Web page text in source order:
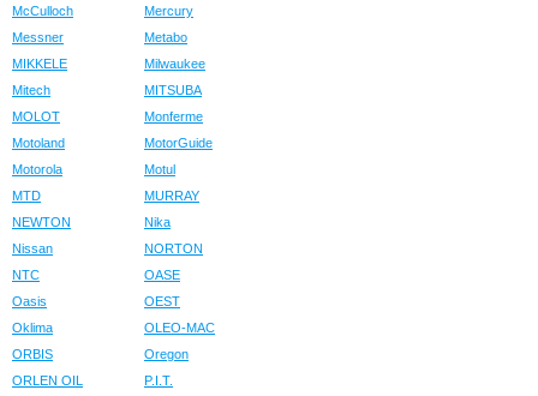
McCulloch
Mercury
Messner
Metabo
MIKKELE
Milwaukee
Mitech
MITSUBA
MOLOT
Monferme
Motoland
MotorGuide
Motorola
Motul
MTD
MURRAY
NEWTON
Nika
Nissan
NORTON
NTC
OASE
Oasis
OEST
Oklima
OLEO-MAC
ORBIS
Oregon
ORLEN OIL
P.I.T.